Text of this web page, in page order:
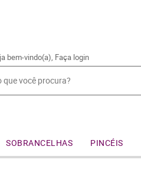
bem-vindo(a), Faça login
SOBRANCELHAS PINCÉIS